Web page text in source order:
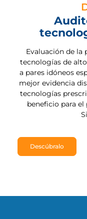
Evaluación de la
tecnologías de
a pares idóneos
mejor evidencia
tecnologías
beneficio para el
Descúbralo